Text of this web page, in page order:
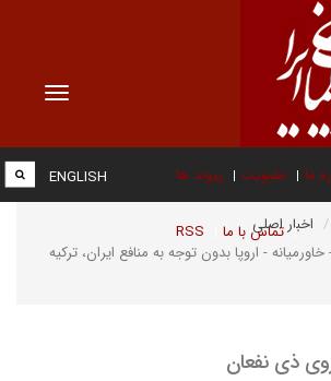
Toggle
ما عضویت پیوند ها
تماس با ما RSS
ENGLISH
اخبار اصلی
- اروپا بدون توجه به منافع ایران، ترکیه
ذی نفعان